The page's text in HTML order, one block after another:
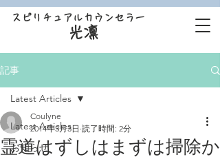
スピリチュアルカウンセラー
光凛
記事
Latest Articles
お知らせ
Latest Articles
霊道はずしはまずは掃除か
Coulyne
2014年3月3日 読了時間: 2分